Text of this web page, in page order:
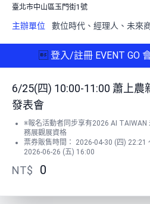
臺北市中山區玉門街1號
主辦單位 數位時代、經理人、未來
 登入/註冊 EVENT GO
6/25(四) 10:00-11:00 蕭上農
發表會
※報名活動者同步享有2026 AI TAIWAN
務展觀展資格
票券販售時間： 2026-04-30 (四) 22:21
2026-06-26 (五) 16:00
NT$ 0